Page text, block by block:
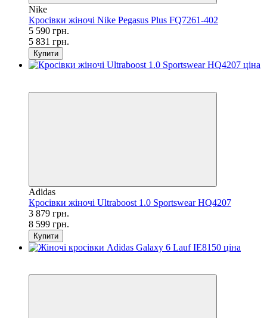
Nike
Кросівки жіночі Nike Pegasus Plus FQ7261-402
5 590 грн.
5 831 грн.
Купити
Adidas
Кросівки жіночі Ultraboost 1.0 Sportswear HQ4207
3 879 грн.
8 599 грн.
Купити